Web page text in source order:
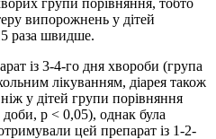
групи порівняння, тобто
випорожнень у дітей
раза швидше.
із 3-4-го дня хвороби (група
лікуванням, діарея також
у дітей групи порівняння
р < 0,05), однак була
цей препарат із 1-2-